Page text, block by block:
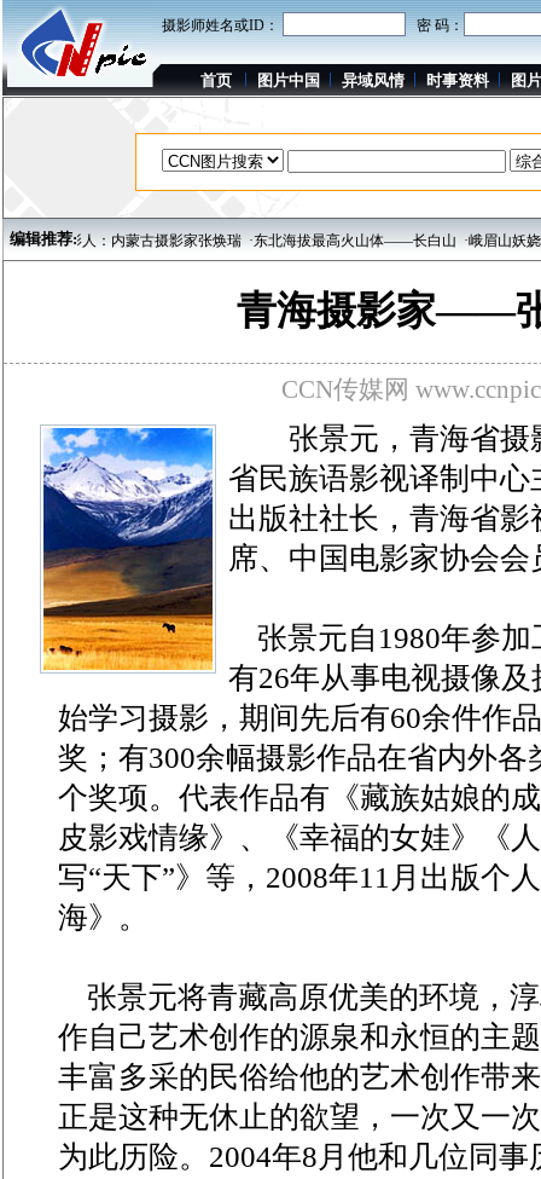
摄影师姓名或ID： 密 码：
首页 图片中国 异域风情 时事资料 图
编辑推荐:
·每周影人：内蒙古摄影家张焕瑞 ·东北海拔最高火山体——长白山 ·峨眉山妖娆动
青海摄影家——
CCN传媒网
张景元，青海省摄
省民族语影视译制中
出版社社长，青海省
席、中国电影家协会会
张景元自1980年参加
有26年从事电视摄像
始学习摄影，期间先后有60余件作
奖；有300余幅摄影作品在省内外各
个奖项。代表作品有《藏族姑娘的
皮影戏情缘》、《幸福的女娃》《
写“天下”》等，2008年11月出版个
海》。
张景元将青藏高原优美的环境，
作自己艺术创作的源泉和永恒的主
丰富多采的民俗给他的艺术创作带
正是这种无休止的欲望，一次又一
为此历险。2004年8月他和几位同事